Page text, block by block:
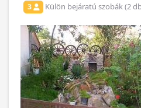
3 Külön bejáratú szobák (2